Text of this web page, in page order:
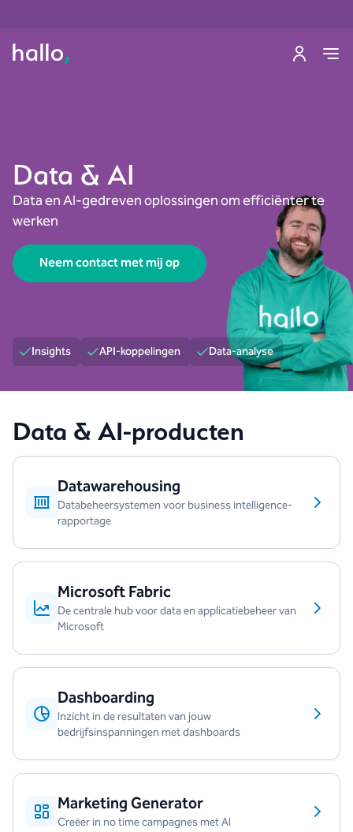
Data & AI
Data en AI-gedreven oplossingen om efficiënter te
werken
Neem contact met mij op
Insights API-koppelingen Data-analyse
Data & AI-producten
Datawarehousing
Databeheersystemen voor business intelligence-
rapportage
Microsoft Fabric
De centrale hub voor data en applicatiebeheer van
Microsoft
Dashboarding
Inzicht in de resultaten van jouw
bedrijfsinspanningen met dashboards
Marketing Generator
Creëer in no time campagnes met AI